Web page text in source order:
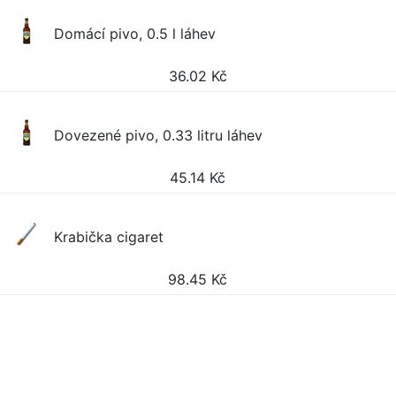
Domácí pivo, 0.5 l láhev
36.02 Kč
Dovezené pivo, 0.33 litru láhev
45.14 Kč
Krabička cigaret
98.45 Kč